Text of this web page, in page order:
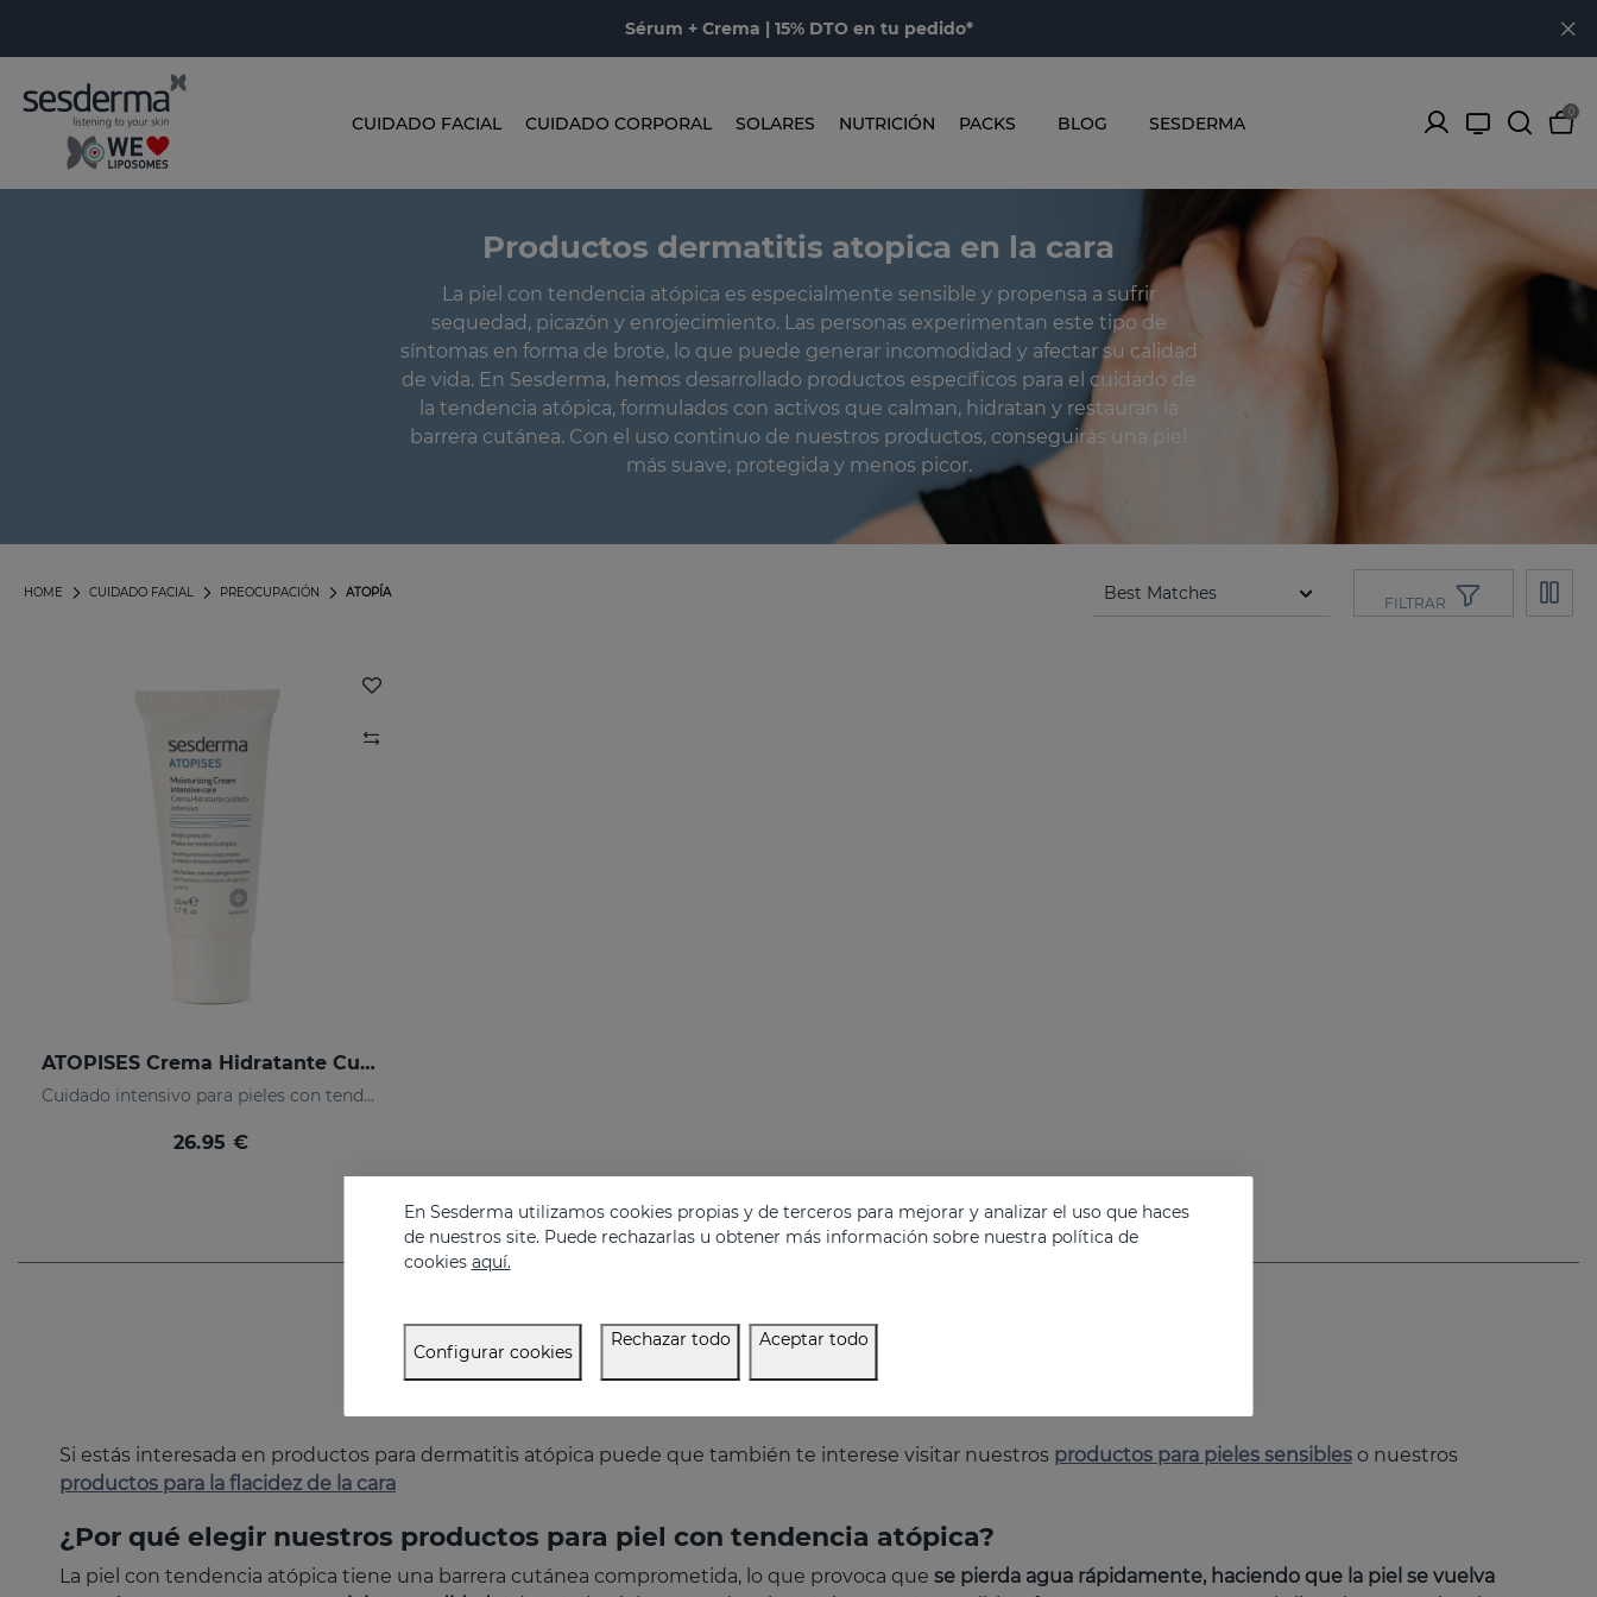
Sérum + Crema | 15% DTO en tu pedido*
CUIDADO FACIAL CUIDADO CORPORAL SOLARES NUTRICIÓN PACKS BLOG SESDERMA
0
Productos dermatitis atopica en la cara
La piel con tendencia atópica es especialmente sensible y propensa a sufrir
sequedad, picazón y enrojecimiento. Las personas experimentan este tipo de
síntomas en forma de brote, lo que puede generar incomodidad y afectar su calidad
de vida. En Sesderma, hemos desarrollado productos específicos para el cuidado de
la tendencia atópica, formulados con activos que calman, hidratan y restauran la
barrera cutánea. Con el uso continuo de nuestros productos, conseguirás una piel
más suave, protegida y menos picor.
ATOPÍA
PREOCUPACIÓN
CUIDADO FACIAL
HOME
FILTRAR
ATOPISES Crema Hidratante Cuidado Intensivo
Cuidado intensivo para pieles con tendencia atópica
26.95 €
Si estás interesada en productos para dermatitis atópica puede que también te interese visitar nuestros productos para pieles sensibles o nuestros
productos para la flacidez de la cara
¿Por qué elegir nuestros productos para piel con tendencia atópica?
La piel con tendencia atópica tiene una barrera cutánea comprometida, lo que provoca que se pierda agua rápidamente, haciendo que la piel se vuelva
En Sesderma utilizamos cookies propias y de terceros para mejorar y analizar el uso que haces
de nuestros site. Puede rechazarlas u obtener más información sobre nuestra política de
cookies aquí.
Configurar cookies
Rechazar todo Aceptar todo